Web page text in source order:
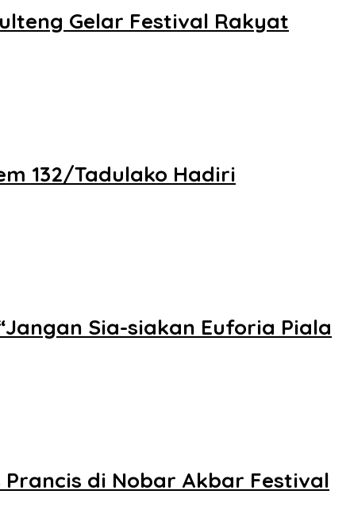
Gelar Festival Rakyat
132/Tadulako Hadiri
“Jangan Sia-siakan Euforia Piala
di Nobar Akbar Festival